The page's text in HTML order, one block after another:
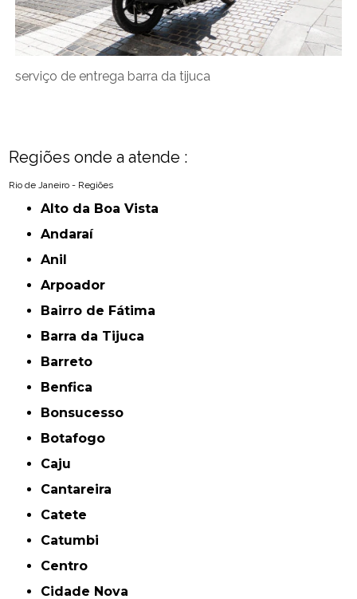
serviço de entrega barra da tijuca
Regiões onde a atende :
Rio de Janeiro - Regiões
Alto da Boa Vista
Andaraí
Anil
Arpoador
Bairro de Fátima
Barra da Tijuca
Barreto
Benfica
Bonsucesso
Botafogo
Caju
Cantareira
Catete
Catumbi
Centro
Cidade Nova